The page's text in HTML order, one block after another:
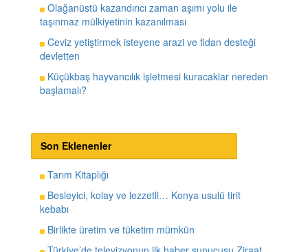
Olağanüstü kazandırıcı zaman aşımı yolu ile
taşınmaz mülkiyetinin kazanılması
Ceviz yetiştirmek isteyene arazi ve fidan desteği
devletten
Küçükbaş hayvancılık işletmesi kuracaklar nereden
başlamalı?
Son Eklenenler
Tarım Kitaplığı
Besleyici, kolay ve lezzetli… Konya usulü tirit
kebabı
Birlikte üretim ve tüketim mümkün